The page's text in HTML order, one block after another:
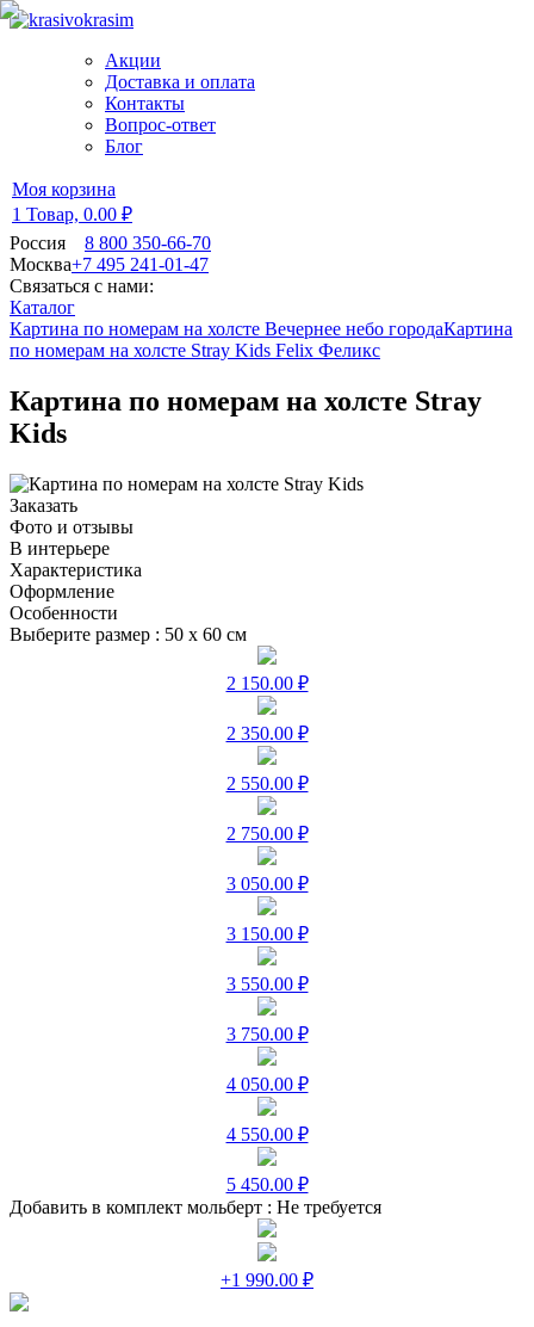
Акции
Доставка и оплата
Контакты
Вопрос-ответ
Блог
Моя корзина
1 Товар, 0.00 ₽
Россия
8 800 350-66-70
Москва+7 495 241-01-47
Связаться с нами:
Каталог
Картина по номерам на холсте Вечернее небо городаКартина
по номерам на холсте Stray Kids Felix Феликс
Картина по номерам на холсте Stray
Kids
Заказать
Фото и отзывы
В интерьере
Характеристика
Оформление
Особенности
Выберите размер : 50 х 60 см
2 150.00 ₽
2 350.00 ₽
2 550.00 ₽
2 750.00 ₽
3 050.00 ₽
3 150.00 ₽
3 550.00 ₽
3 750.00 ₽
4 050.00 ₽
4 550.00 ₽
5 450.00 ₽
Добавить в комплект мольберт : Не требуется
+1 990.00 ₽